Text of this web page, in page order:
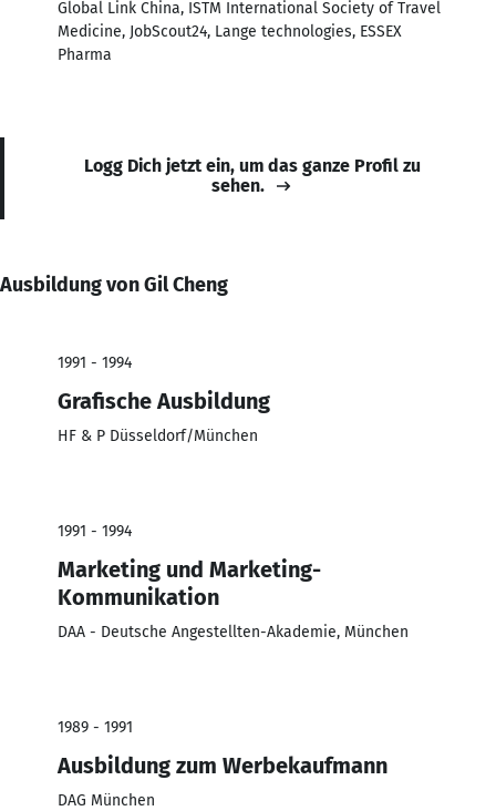
Global Link China, ISTM International Society of Travel
Medicine, JobScout24, Lange technologies, ESSEX
Pharma
Logg Dich jetzt ein, um das ganze Profil zu
sehen.
Ausbildung von Gil Cheng
1991 - 1994
Grafische Ausbildung
HF & P Düsseldorf/München
1991 - 1994
Marketing und Marketing-
Kommunikation
DAA - Deutsche Angestellten-Akademie, München
1989 - 1991
Ausbildung zum Werbekaufmann
DAG München